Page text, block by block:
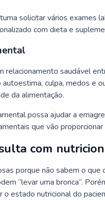
solicitar vários exames
com dieta e
relacionamento saudável
culpa, medos e
da alimentação.
possa ajudar a
que vão
com
porque não sabem o que
“levar uma bronca”.
o estado nutricional do